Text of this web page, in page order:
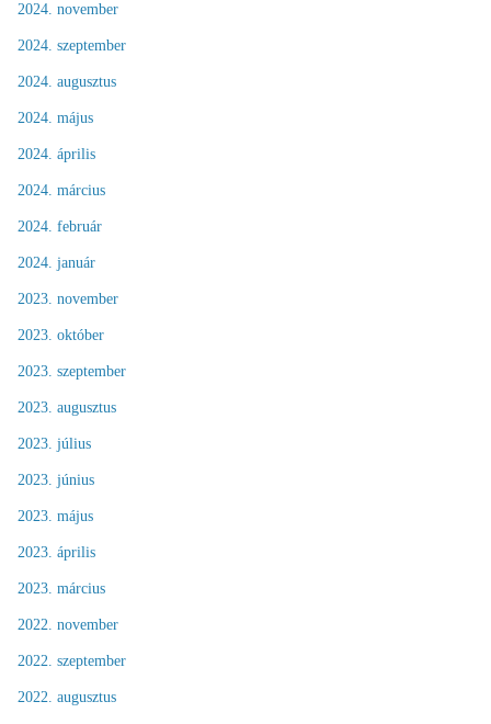
2024. november
2024. szeptember
2024. augusztus
2024. május
2024. április
2024. március
2024. február
2024. január
2023. november
2023. október
2023. szeptember
2023. augusztus
2023. július
2023. június
2023. május
2023. április
2023. március
2022. november
2022. szeptember
2022. augusztus